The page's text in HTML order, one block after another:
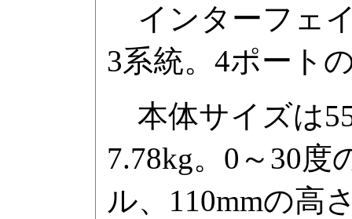
インターフェ
3系統。4ポート
本体サイズは
7.78kg。0～30
ル、110mmの高